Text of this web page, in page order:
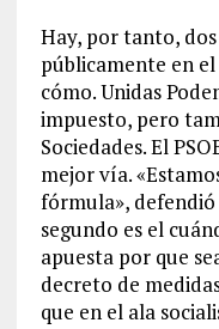
Hay, por tanto,
públicamente en
cómo. Unidas
impuesto, pero
Sociedades. El
mejor vía.
fórmula»,
segundo es el
apuesta por que
decreto de
que en el ala